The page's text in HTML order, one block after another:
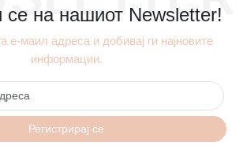
се на нашиот Newsletter!
е-маил адреса и добивај ги најновите
информации.
Регистрирај се